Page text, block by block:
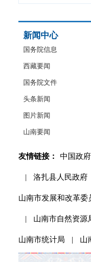
新闻中心
国务院信息
西藏要闻
国务院文件
头条新闻
图片新闻
山南要闻
友情链接： 中国政
| 洛扎县人民政府
山南市发展和改革委
| 山南市自然资源
山南市统计局 | 山